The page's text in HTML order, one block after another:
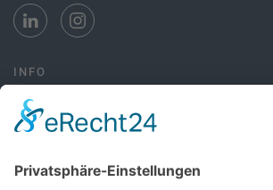
INFO
Kontakt
AGB
Datenschutz